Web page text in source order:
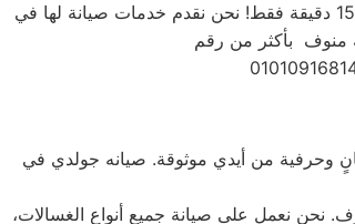
متنوعة من الأحجام، حيث تتوفر الصغيرة ذات السعة الكبيرة ذات السعة الأكبر لتلبية جميع احتياجات المستخدم . يمكنك تجميد أي شيء في الفريزر خلال 15 دقيقة فقط! نحن نقدم خدمات صيانة لها في
وحرفية من أيدي موثوقة. صيانه جولدي في
نحن نعمل على صيانة جميع أنواع الغسالات،